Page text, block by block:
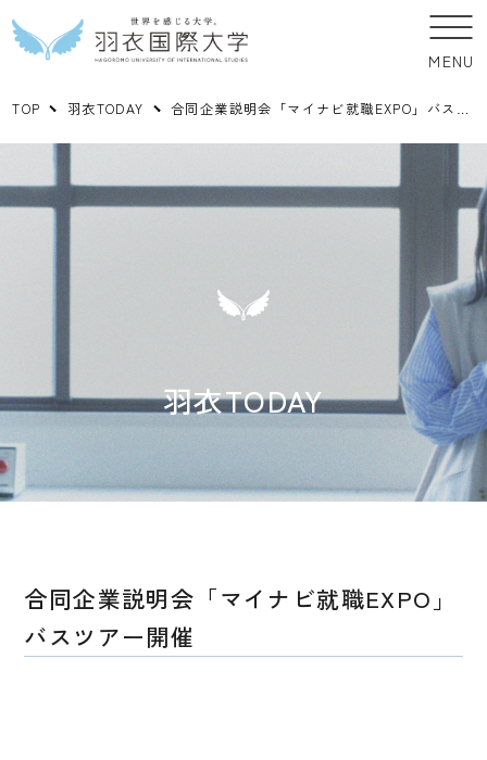
MENU
TOP 羽衣TODAY 合同企業説明会「マイナビ就職EXPO」バスツアー開催
羽衣TODAY
合同企業説明会「マイナビ就職EXPO」
バスツアー開催